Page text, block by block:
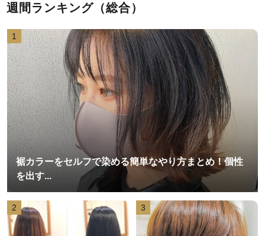
週間ランキング（総合）
1
裾カラーをセルフで染める簡単なやり方まとめ！個性
を出す...
2 3